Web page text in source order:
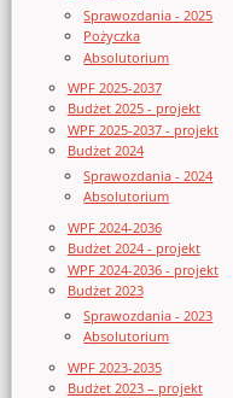
Sprawozdania - 2025
Pożyczka
Absolutorium
WPF 2025-2037
Budżet 2025 - projekt
WPF 2025-2037 - projekt
Budżet 2024
Sprawozdania - 2024
Absolutorium
WPF 2024-2036
Budżet 2024 - projekt
WPF 2024-2036 - projekt
Budżet 2023
Sprawozdania - 2023
Absolutorium
WPF 2023-2035
Budżet 2023 – projekt